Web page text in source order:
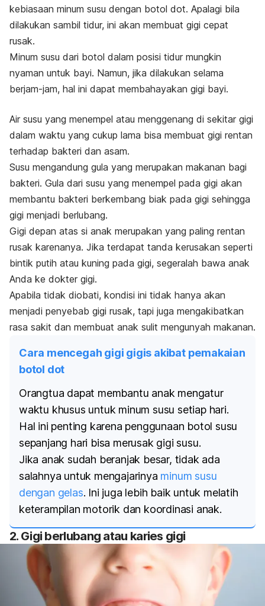
kebiasaan minum susu dengan botol dot. Apalagi bila
dilakukan sambil tidur, ini akan membuat gigi cepat
rusak.
Minum susu dari botol dalam posisi tidur mungkin
nyaman untuk bayi. Namun, jika dilakukan selama
berjam-jam, hal ini dapat membahayakan gigi bayi.
Air susu yang menempel atau menggenang di sekitar gigi
dalam waktu yang cukup lama bisa membuat gigi rentan
terhadap bakteri dan asam.
Susu mengandung gula yang merupakan makanan bagi
bakteri. Gula dari susu yang menempel pada gigi akan
membantu bakteri berkembang biak pada gigi sehingga
gigi menjadi berlubang.
Gigi depan atas si anak merupakan yang paling rentan
rusak karenanya. Jika terdapat tanda kerusakan seperti
bintik putih atau kuning pada gigi, segeralah bawa anak
Anda ke dokter gigi.
Apabila tidak diobati, kondisi ini tidak hanya akan
menjadi penyebab gigi rusak, tapi juga mengakibatkan
rasa sakit dan membuat anak sulit mengunyah makanan.
Cara mencegah gigi gigis akibat pemakaian
botol dot
Orangtua dapat membantu anak mengatur
waktu khusus untuk minum susu setiap hari.
Hal ini penting karena penggunaan botol susu
sepanjang hari bisa merusak gigi susu.
Jika anak sudah beranjak besar, tidak ada
salahnya untuk mengajarinya minum susu
dengan gelas. Ini juga lebih baik untuk melatih
keterampilan motorik dan koordinasi anak.
2. Gigi berlubang atau karies gigi